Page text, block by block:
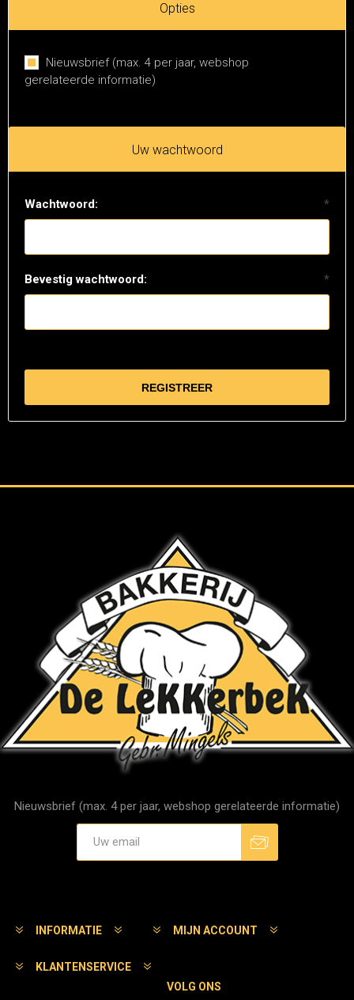
Opties
Nieuwsbrief (max. 4 per jaar, webshop
gerelateerde informatie)
Uw wachtwoord
Wachtwoord: *
Bevestig wachtwoord: *
Nieuwsbrief (max. 4 per jaar, webshop gerelateerde informatie)
INFORMATIE MIJN ACCOUNT
KLANTENSERVICE
VOLG ONS